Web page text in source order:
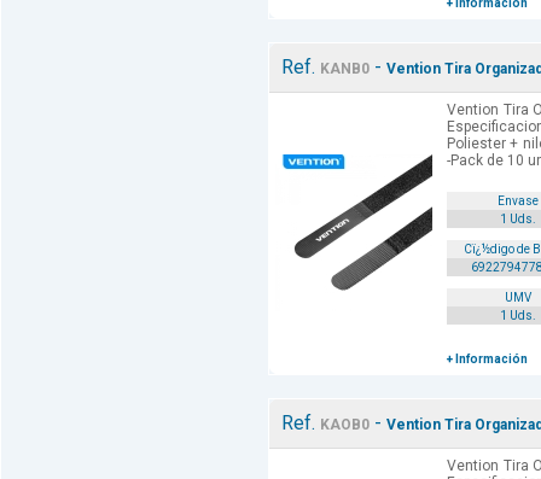
+ Información
Ref. KANB0 - Vention Tira
Vention Tira
Poliester +
-Pack de 10
Envase
1 Uds.
Cï¿½digo de
UMV
1 Uds.
+ Información
Ref. KAOB0 - Vention Tira
Vention Tira